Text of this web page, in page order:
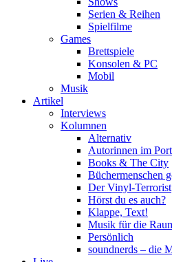
Serien & Reihen
Spielfilme
Games
Brettspiele
Konsolen & PC
Mobil
Musik
Artikel
Interviews
Kolumnen
Alternativ
Autorinnen im
Books & The City
Büchermenschen
Der Vinyl-Terrorist
Hörst du es auch?
Klappe, Text!
Musik für die
Persönlich
soundnerds – die